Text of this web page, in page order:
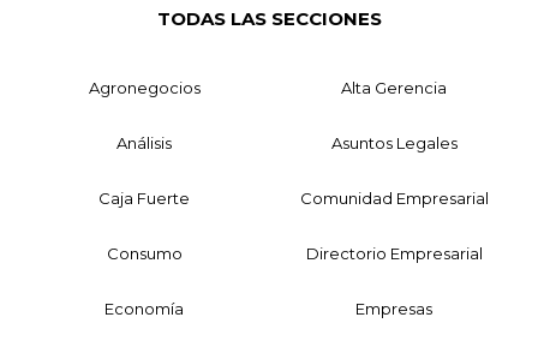
TODAS LAS SECCIONES
Agronegocios Alta Gerencia
Análisis Asuntos Legales
Caja Fuerte Comunidad Empresarial
Consumo Directorio Empresarial
Economía Empresas